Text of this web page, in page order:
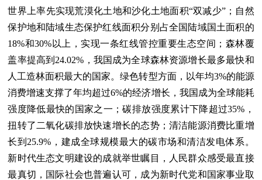
世界上率先实现荒漠化土地和沙化土地面积“双减少”；自然
保护地和陆域生态保护红线面积分别占全国陆域国土面积的
18%和30%以上，实现一条红线管控重要生态空间；森林覆
盖率提高到24.02%，我国成为全球森林资源增长最多最快和
人工造林面积最大的国家。绿色转型方面，以年均3%的能源
消费增速支撑了年均超过6%的经济增长，我国成为全球能耗
强度降低最快的国家之一；碳排放强度累计下降超过35%，
扭转了二氧化碳排放快速增长的态势；清洁能源消费比重增
长到25.9%，建成全球规模最大的碳市场和清洁发电体系。
新时代生态文明建设的成就举世瞩目，人民群众感受最直接
最真切，国际社会也普遍认可，成为新时代党和国家事业取